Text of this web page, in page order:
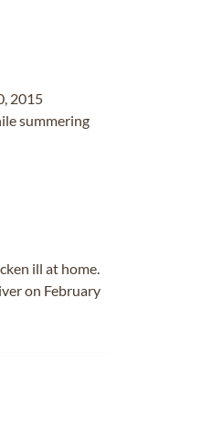
2015
summering
ill at home.
on February